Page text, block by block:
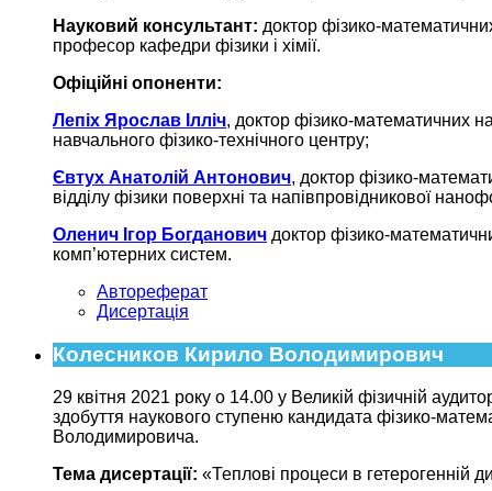
Науковий консультант: доктор фізико-
професор кафедри фізики і хімії.
Офіційні опоненти:
Лепіх Ярослав Ілліч, доктор фізико-математичних
навчального фізико-технічного центру;
Євтух Анатолій Антонович, доктор фізико-
відділу фізики поверхні та напівпровідникової
Оленич Ігор Богданович доктор фізико-
комп’ютерних систем.
Автореферат
Дисертація
Колесников Кирило Володимирович
29 квітня 2021 року о 14.00 у Великій фізичній
здобуття наукового ступеню кандидата фізико-
Володимировича.
Тема дисертації: «Теплові процеси в гетерогенній